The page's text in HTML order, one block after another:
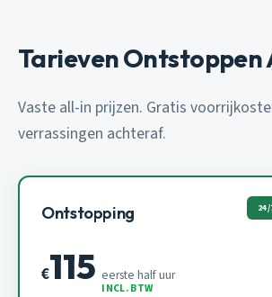
Tarieven Ontstoppen
Vaste all-in prijzen. Gratis
verrassingen achteraf.
Ontstopping 24/
€115 eerste half uur
INCL. BTW